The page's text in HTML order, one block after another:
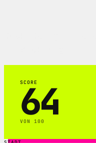
SCORE
64
VON 100